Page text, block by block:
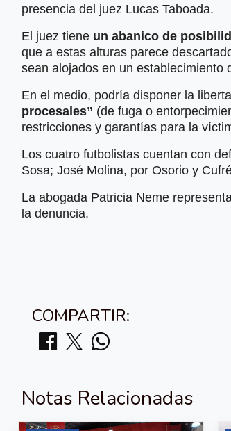
presencia del juez Lucas Taboada.
El juez tiene un abanico de
que a estas alturas parece
sean alojados en un establecimiento
En el medio, podría disponer la
procesales” (de fuga o
restricciones y garantías para la
Los cuatro futbolistas cuentan con
Sosa; José Molina, por Osorio y
La abogada Patricia Neme
la denuncia.
COMPARTIR:
Notas Relacionadas